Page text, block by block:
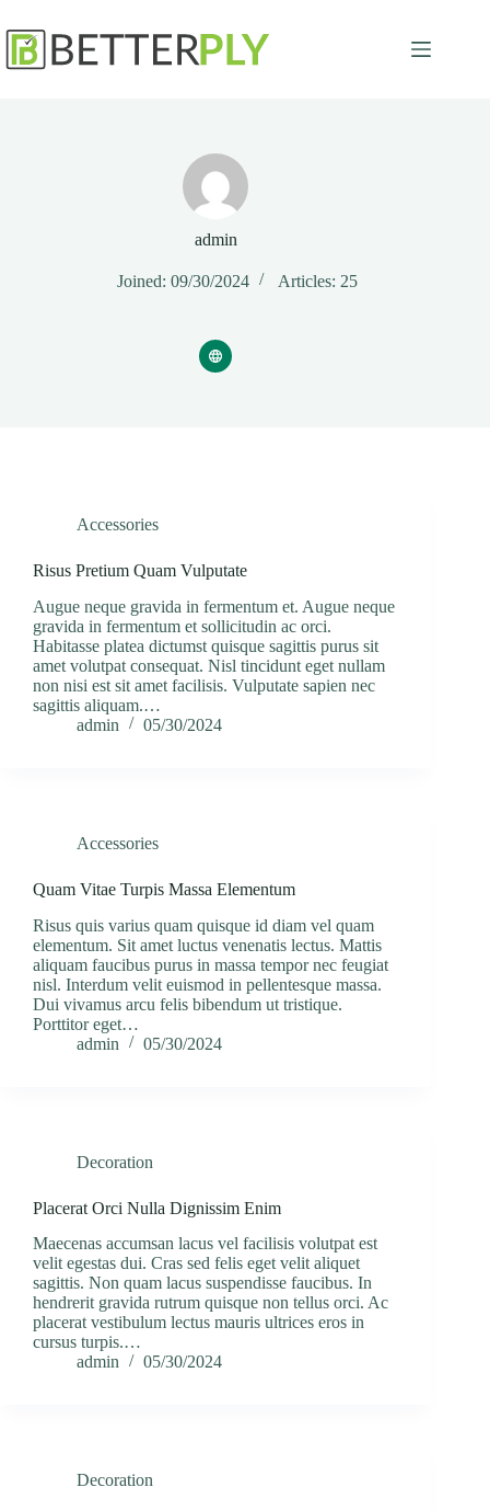
to
content
admin
Joined: 09/30/2024 Articles: 25
Accessories
Risus Pretium Quam Vulputate
Augue neque gravida in fermentum et. Augue neque
gravida in fermentum et sollicitudin ac orci.
Habitasse platea dictumst quisque sagittis purus sit
amet volutpat consequat. Nisl tincidunt eget nullam
non nisi est sit amet facilisis. Vulputate sapien nec
sagittis aliquam.…
admin
05/30/2024
Accessories
Quam Vitae Turpis Massa Elementum
Risus quis varius quam quisque id diam vel quam
elementum. Sit amet luctus venenatis lectus. Mattis
aliquam faucibus purus in massa tempor nec feugiat
nisl. Interdum velit euismod in pellentesque massa.
Dui vivamus arcu felis bibendum ut tristique.
Porttitor eget…
admin
05/30/2024
Decoration
Placerat Orci Nulla Dignissim Enim
Maecenas accumsan lacus vel facilisis volutpat est
velit egestas dui. Cras sed felis eget velit aliquet
sagittis. Non quam lacus suspendisse faucibus. In
hendrerit gravida rutrum quisque non tellus orci. Ac
placerat vestibulum lectus mauris ultrices eros in
cursus turpis.…
admin
05/30/2024
Decoration